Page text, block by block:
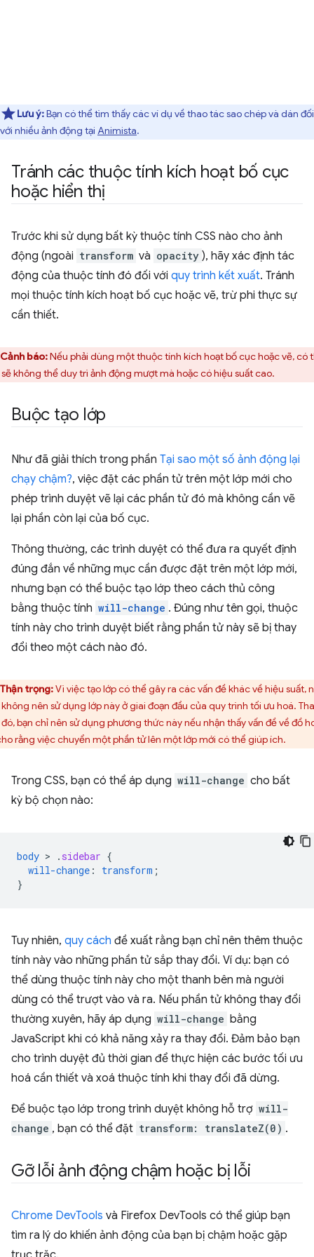
Lưu ý:Bạn có thể tìm thấy các ví dụ về thao tác sao chép và dán đối
với nhiều ảnh động tại Animista.
Tránh các thuộc tính kích hoạt bố cục
hoặc hiển thị
Trước khi sử dụng bất kỳ thuộc tính CSS nào cho ảnh
động (ngoài transform và opacity ), hãy xác định tác
động của thuộc tính đó đối với quy trình kết xuất. Tránh
mọi thuộc tính kích hoạt bố cục hoặc vẽ, trừ phi thực sự
cần thiết.
Cảnh báo:Nếu phải dùng một thuộc tính kích hoạt bố cục hoặc vẽ, có
sẽ không thể duy trì ảnh động mượt mà hoặc có hiệu suất cao.
Buộc tạo lớp
Như đã giải thích trong phần Tại sao một số ảnh động lại
chạy chậm?, việc đặt các phần tử trên một lớp mới cho
phép trình duyệt vẽ lại các phần tử đó mà không cần vẽ
lại phần còn lại của bố cục.
Thông thường, các trình duyệt có thể đưa ra quyết định
đúng đắn về những mục cần được đặt trên một lớp mới,
nhưng bạn có thể buộc tạo lớp theo cách thủ công
bằng thuộc tính will-change . Đúng như tên gọi, thuộc
tính này cho trình duyệt biết rằng phần tử này sẽ bị thay
đổi theo một cách nào đó.
Thận trọng:Vì việc tạo lớp có thể gây ra các vấn đề khác về hiệu suất,
nên sử dụng lớp này ở giai đoạn đầu của quy trình tối ưu hoá.
bạn chỉ nên sử dụng phương thức này nếu nhận thấy vấn đề về đồ
rằng việc chuyển một phần tử lên một lớp mới có thể giúp ích.
Trong CSS, bạn có thể áp dụng will-change cho bất
kỳ bộ chọn nào:
body > . sidebar {
will-change : transform ;
}
Tuy nhiên, quy cách đề xuất rằng bạn chỉ nên thêm thuộc
tính này vào những phần tử sắp thay đổi. Ví dụ: bạn có
thể dùng thuộc tính này cho một thanh bên mà người
dùng có thể trượt vào và ra. Nếu phần tử không thay đổi
thường xuyên, hãy áp dụng will-change bằng
JavaScript khi có khả năng xảy ra thay đổi. Đảm bảo bạn
cho trình duyệt đủ thời gian để thực hiện các bước tối ưu
hoá cần thiết và xoá thuộc tính khi thay đổi đã dừng.
Để buộc tạo lớp trong trình duyệt không hỗ trợ will-
change , bạn có thể đặt transform: translateZ(0) .
Gỡ lỗi ảnh động chậm hoặc bị lỗi
Chrome DevTools và Firefox DevTools có thể giúp bạn
tìm ra lý do khiến ảnh động của bạn bị chậm hoặc gặp